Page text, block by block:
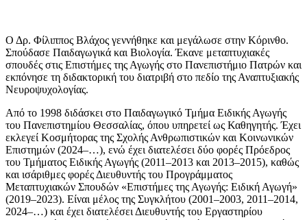
Ο Δρ. Φίλιππος Βλάχος γεννήθηκε και μεγάλωσε στην Κόρινθο.
Σπούδασε Παιδαγωγικά και Βιολογία. Έκανε μεταπτυχιακές
σπουδές στις Επιστήμες της Αγωγής στο Πανεπιστήμιο Πατρών και
εκπόνησε τη διδακτορική του διατριβή στο πεδίο της Αναπτυξιακής
Νευροψυχολογίας.
Από το 1998 διδάσκει στο Παιδαγωγικό Τμήμα Ειδικής Αγωγής
του Πανεπιστημίου Θεσσαλίας, όπου υπηρετεί ως Καθηγητής. Έχει
εκλεγεί Κοσμήτορας της Σχολής Ανθρωπιστικών και Κοινωνικών
Επιστημών (2024–…), ενώ έχει διατελέσει δύο φορές Πρόεδρος
του Τμήματος Ειδικής Αγωγής (2011–2013 και 2013–2015), καθώς
και ισάριθμες φορές Διευθυντής του Προγράμματος
Μεταπτυχιακών Σπουδών «Επιστήμες της Αγωγής: Ειδική Αγωγή»
(2019–2023). Είναι μέλος της Συγκλήτου (2001–2003, 2011–2014,
2024–…) και έχει διατελέσει Διευθυντής του Εργαστηρίου